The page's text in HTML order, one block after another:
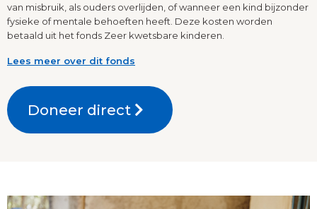
van misbruik, als ouders overlijden, of wanneer een kind bijzonder
fysieke of mentale behoeften heeft. Deze kosten worden
betaald uit het fonds Zeer kwetsbare kinderen.
Lees meer over dit fonds
Doneer direct